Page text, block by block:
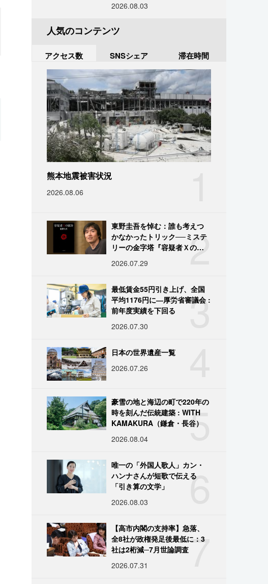
2026.08.03
人気のコンテンツ
アクセス数 SNSシェア 滞在時間
熊本地震被害状況
2026.08.06
2
東野圭吾を悼む：誰も考えつ
かなかったトリック──ミステ
リーの金字塔『容疑者Ｘの献
2026.07.29
3
最低賃金55円引き上げ、全国
平均1176円に―厚労省審議会 :
前年度実績を下回る
2026.07.30
日本の世界遺産一覧
2026.07.26
5
豪雪の地と海辺の町で220年の
時を刻んだ伝統建築 : WITH
KAMAKURA（鎌倉・長谷）
2026.08.04
6
唯一の「外国人歌人」カン・
ハンナさんが短歌で伝える
「引き算の文学」
2026.08.03
7
【高市内閣の支持率】急落、
全8社が政権発足後最低に：3
社は2桁減─7月世論調査
2026.07.31